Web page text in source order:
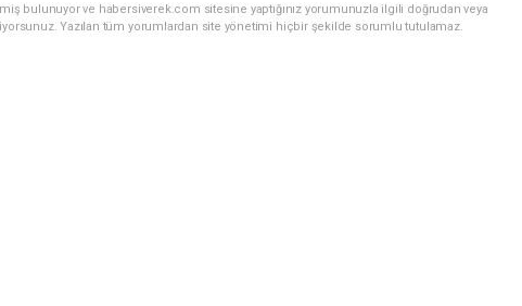
bulunuyor ve habersiverek.com sitesine yaptığınız yorumunuzla ilgili doğrudan veya
Yazılan tüm yorumlardan site yönetimi hiçbir şekilde sorumlu tutulamaz.